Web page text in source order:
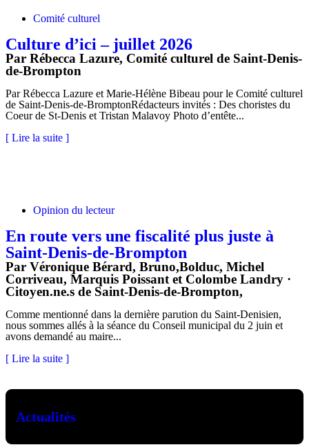
Comité culturel
Culture d’ici – juillet 2026
Par Rébecca Lazure, Comité culturel de Saint-Denis-
de-Brompton
Par Rébecca Lazure et Marie-Hélène Bibeau pour le Comité culturel
de Saint-Denis-de-BromptonRédacteurs invités : Des choristes du
Coeur de St-Denis et Tristan Malavoy Photo d’entête...
[ Lire la suite ]
Opinion du lecteur
En route vers une fiscalité plus juste à
Saint-Denis-de-Brompton
Par Véronique Bérard, Bruno,Bolduc, Michel
Corriveau, Marquis Poissant et Colombe Landry ·
Citoyen.ne.s de Saint-Denis-de-Brompton,
Comme mentionné dans la dernière parution du Saint-Denisien,
nous sommes allés à la séance du Conseil municipal du 2 juin et
avons demandé au maire...
[ Lire la suite ]
Actualités